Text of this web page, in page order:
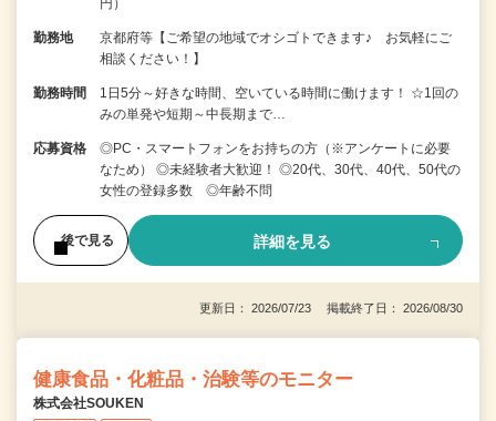
勤務地
京都府等【ご希望の地域でオシゴトできます♪ お気軽にご
相談ください！】
勤務時間
1日5分～好きな時間、空いている時間に働けます！ ☆1回の
みの単発や短期～中長期まで…
応募資格
◎PC・スマートフォンをお持ちの方（※アンケートに必要
なため） ◎未経験者大歓迎！ ◎20代、30代、40代、50代の
女性の登録多数 ◎年齢不問
後で見る 詳細を見る
更新日： 2026/07/23 掲載終了日： 2026/08/30
健康食品・化粧品・治験等のモニター
株式会社SOUKEN